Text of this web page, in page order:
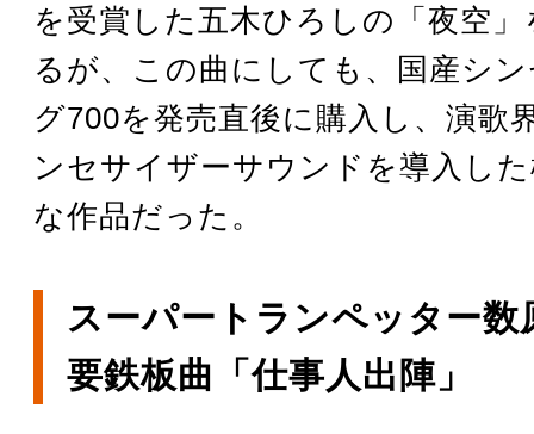
を受賞した五木ひろしの「夜空
るが、この曲にしても、国産シ
グ700を発売直後に購入し、演歌
ンセサイザーサウンドを導入し
な作品だった。
スーパートランペッター数
要鉄板曲「仕事人出陣」